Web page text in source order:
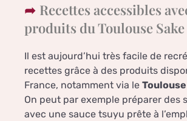
Recettes accessibles
produits du Toulouse
Il est aujourd’hui très facile de
recettes grâce à des produits
France, notamment via le
On peut par exemple préparer des
avec une sauce tsuyu prête à